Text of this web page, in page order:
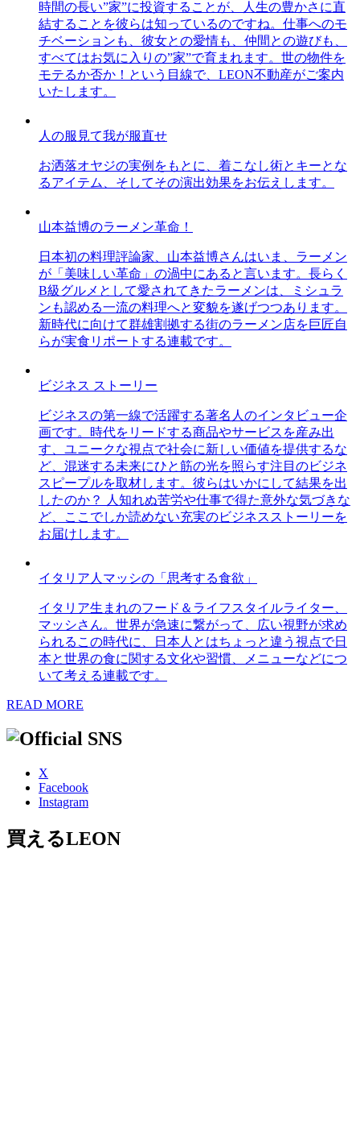
時間の長い”家”に投資することが、人生の豊かさに直
結することを彼らは知っているのですね。仕事へのモ
チベーションも、彼女との愛情も、仲間との遊びも、
すべてはお気に入りの”家”で育まれます。世の物件を
モテるか否か！という目線で、LEON不動産がご案内
いたします。
人の服見て我が服直せ
お洒落オヤジの実例をもとに、着こなし術とキーとな
るアイテム、そしてその演出効果をお伝えします。
山本益博のラーメン革命！
日本初の料理評論家、山本益博さんはいま、ラーメン
が「美味しい革命」の渦中にあると言います。長らく
B級グルメとして愛されてきたラーメンは、ミシュラ
ンも認める一流の料理へと変貌を遂げつつあります。
新時代に向けて群雄割拠する街のラーメン店を巨匠自
らが実食リポートする連載です。
ビジネス ストーリー
ビジネスの第一線で活躍する著名人のインタビュー企
画です。時代をリードする商品やサービスを産み出
す、ユニークな視点で社会に新しい価値を提供するな
ど、混迷する未来にひと筋の光を照らす注目のビジネ
スピープルを取材します。彼らはいかにして結果を出
したのか？ 人知れぬ苦労や仕事で得た意外な気づきな
ど、ここでしか読めない充実のビジネスストーリーを
お届けします。
イタリア人マッシの「思考する食欲」
イタリア生まれのフード＆ライフスタイルライター、
マッシさん。世界が急速に繋がって、広い視野が求め
られるこの時代に、日本人とはちょっと違う視点で日
本と世界の食に関する文化や習慣、メニューなどにつ
いて考える連載です。
READ MORE
X
Facebook
Instagram
買えるLEON